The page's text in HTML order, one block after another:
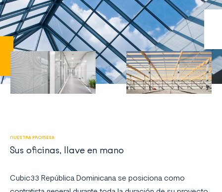
NUESTRA PROMESA
Sus oficinas, llave en mano
Cubic33 República Dominicana se posiciona como